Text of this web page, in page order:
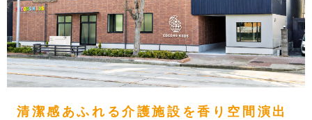
清潔感あふれる介護施設を香り空間演出